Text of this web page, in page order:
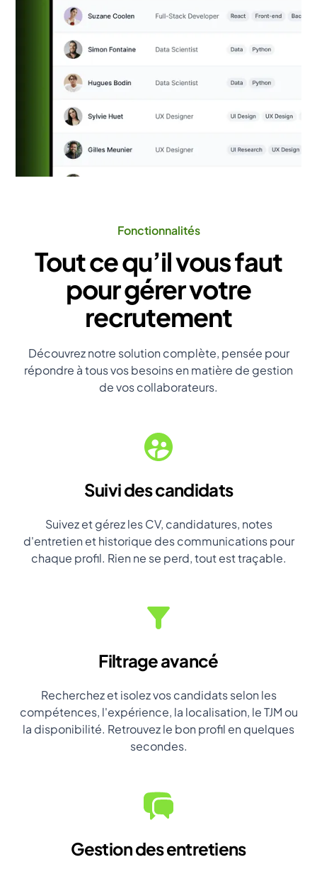
Fonctionnalités
Tout ce qu’il vous faut
pour gérer votre
recrutement
Découvrez notre solution complète, pensée pour
répondre à tous vos besoins en matière de gestion
de vos collaborateurs.
Suivi des candidats
Suivez et gérez les CV, candidatures, notes
d'entretien et historique des communications pour
chaque profil. Rien ne se perd, tout est traçable.
Filtrage avancé
Recherchez et isolez vos candidats selon les
compétences, l'expérience, la localisation, le TJM ou
la disponibilité. Retrouvez le bon profil en quelques
secondes.
Gestion des entretiens